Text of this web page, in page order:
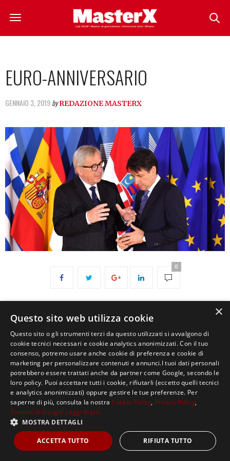
EURO-ANNIVERSARIO
GENNAIO 3, 2019by REDAZIONE MASTERX
0
Copyright ©2021, MASTERX Tutti i diritti riservati.
×
Questo sito web utilizza cookie
Questo sito o gli strumenti terzi da questo utilizzati si avvalgono di
cookie tecnici necessari e cookie analytics anonimizzati. Con il tuo
consenso, potremo usare anche cookie di preferenza e cookie di
marketing per personalizzare contenuti e annunci.I tuoi dati personali
potrebbero essere trattati anche da partner come Google, secondo le
loro policy. Puoi accettare tutti i cookie, rifiutarli (eccetto quelli tecnici
e analytics anonimizzati) oppure gestire le tue preferenze. Per
saperne di più, consulta la nostra Cookie Policy, Privacy Policy,
Termini di Google Leggi di più
MOSTRA DETTAGLI
ACCETTA TUTTO RIFIUTA TUTTO